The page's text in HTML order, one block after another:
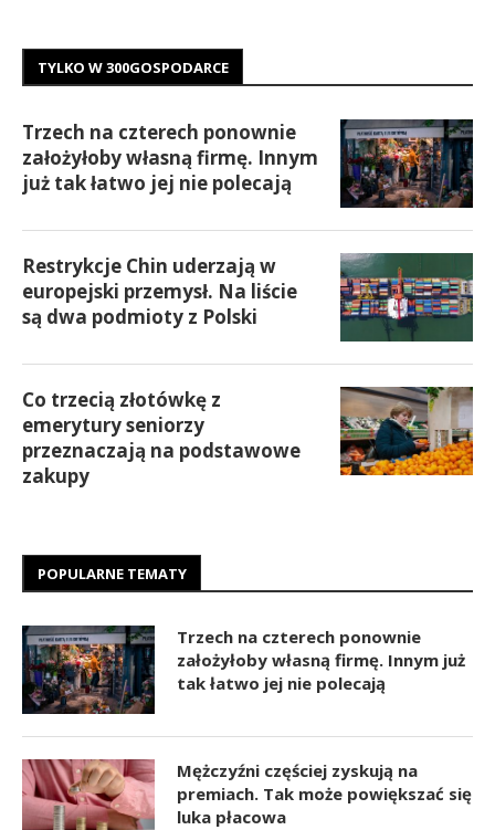
TYLKO W 300GOSPODARCE
Trzech na czterech ponownie
założyłoby własną firmę. Innym
już tak łatwo jej nie polecają
Restrykcje Chin uderzają w
europejski przemysł. Na liście
są dwa podmioty z Polski
Co trzecią złotówkę z
emerytury seniorzy
przeznaczają na podstawowe
zakupy
POPULARNE TEMATY
Trzech na czterech ponownie
założyłoby własną firmę. Innym już
tak łatwo jej nie polecają
Mężczyźni częściej zyskują na
premiach. Tak może powiększać się
luka płacowa